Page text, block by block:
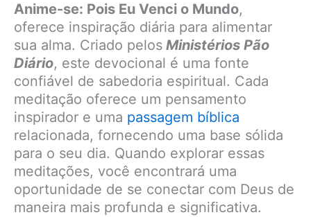
Anime-se: Pois Eu Venci o Mundo,
oferece inspiração diária para alimentar
sua alma. Criado pelos Ministérios Pão
Diário, este devocional é uma fonte
confiável de sabedoria espiritual. Cada
meditação oferece um pensamento
inspirador e uma passagem bíblica
relacionada, fornecendo uma base sólida
para o seu dia. Quando explorar essas
meditações, você encontrará uma
oportunidade de se conectar com Deus de
maneira mais profunda e significativa.